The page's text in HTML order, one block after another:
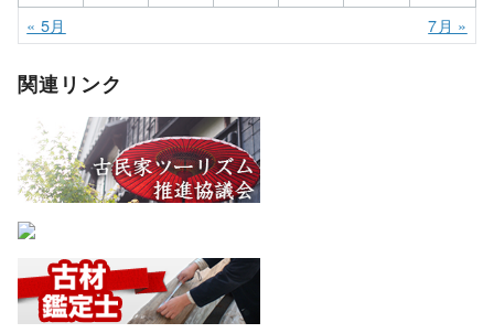
« 5月
7月 »
関連リンク